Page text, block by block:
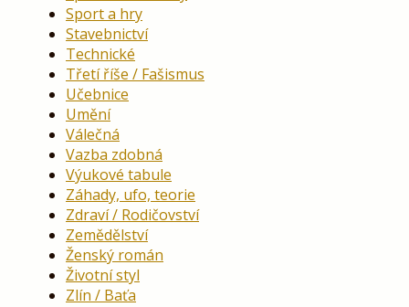
Sport a hry
Stavebnictví
Technické
Třetí říše / Fašismus
Učebnice
Umění
Válečná
Vazba zdobná
Výukové tabule
Záhady, ufo, teorie
Zdraví / Rodičovství
Zemědělství
Ženský román
Životní styl
Zlín / Baťa